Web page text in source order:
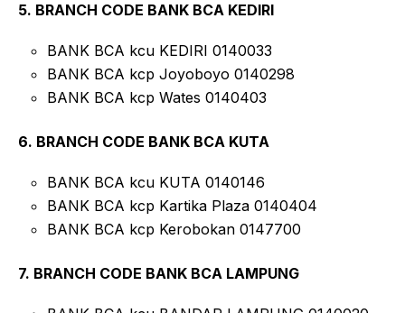
5. BRANCH CODE BANK BCA KEDIRI
BANK BCA kcu KEDIRI 0140033
BANK BCA kcp Joyoboyo 0140298
BANK BCA kcp Wates 0140403
6. BRANCH CODE BANK BCA KUTA
BANK BCA kcu KUTA 0140146
BANK BCA kcp Kartika Plaza 0140404
BANK BCA kcp Kerobokan 0147700
7. BRANCH CODE BANK BCA LAMPUNG